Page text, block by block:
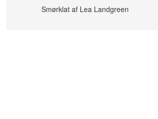
Smørklat af Lea Landgreen